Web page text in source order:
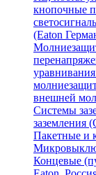
кнопочные
(Eaton
внешней
Системы
заземления
Пакетные и
Концевые